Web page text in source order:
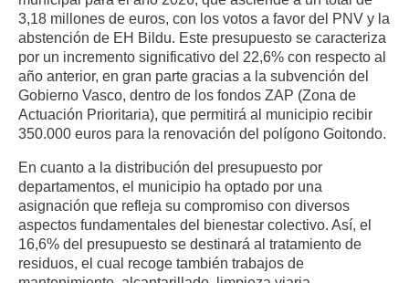
3,18 millones de euros, con los votos a favor del PNV y la
abstención de EH Bildu. Este presupuesto se caracteriza
por un incremento significativo del 22,6% con respecto al
año anterior, en gran parte gracias a la subvención del
Gobierno Vasco, dentro de los fondos ZAP (Zona de
Actuación Prioritaria), que permitirá al municipio recibir
350.000 euros para la renovación del polígono Goitondo.
En cuanto a la distribución del presupuesto por
departamentos, el municipio ha optado por una
asignación que refleja su compromiso con diversos
aspectos fundamentales del bienestar colectivo. Así, el
16,6% del presupuesto se destinará al tratamiento de
residuos, el cual recoge también trabajos de